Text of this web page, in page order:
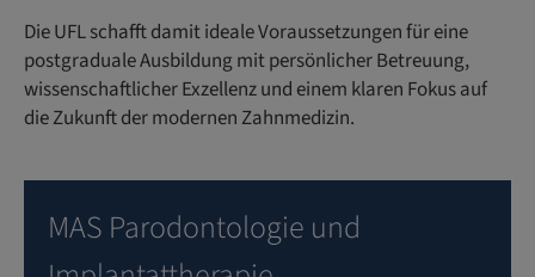
Die UFL schafft damit ideale Voraussetzungen für eine
postgraduale Ausbildung mit persönlicher Betreuung,
wissenschaftlicher Exzellenz und einem klaren Fokus auf
die Zukunft der modernen Zahnmedizin.
MAS Parodontologie und